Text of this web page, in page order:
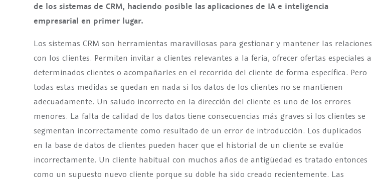
de los sistemas de CRM, haciendo posible las aplicaciones de IA e inteligencia
empresarial en primer lugar.
Los sistemas CRM son herramientas maravillosas para gestionar y mantener las relaciones
con los clientes. Permiten invitar a clientes relevantes a la feria, ofrecer ofertas especiales a
determinados clientes o acompañarles en el recorrido del cliente de forma específica. Pero
todas estas medidas se quedan en nada si los datos de los clientes no se mantienen
adecuadamente. Un saludo incorrecto en la dirección del cliente es uno de los errores
menores. La falta de calidad de los datos tiene consecuencias más graves si los clientes se
segmentan incorrectamente como resultado de un error de introducción. Los duplicados
en la base de datos de clientes pueden hacer que el historial de un cliente se evalúe
incorrectamente. Un cliente habitual con muchos años de antigüedad es tratado entonces
como un supuesto nuevo cliente porque su doble ha sido creado recientemente. Las